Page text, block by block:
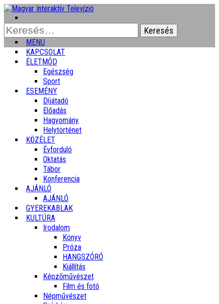
Keresés:
MENU
KAPCSOLAT
ÉLETMÓD
Egészség
Sport
ESEMÉNY
Díjátadó
Előadás
Hagyomány
Helytörténet
KÖZÉLET
Évforduló
Oktatás
Tábor
Konferencia
AJÁNLÓ
AJÁNLÓ
GYEREKABLAK
KULTÚRA
Irodalom
Könyv
Próza
HANGSZÓRÓ
Kiállítás
Képzőművészet
Film és fotó
Népművészet